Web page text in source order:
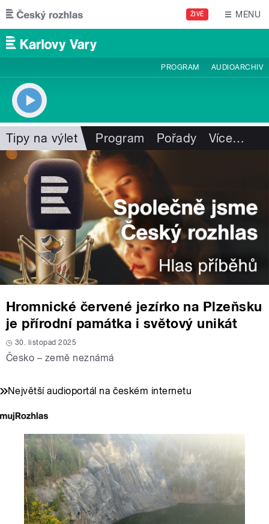
Přejít k hlavnímu obsahu
ŽIVĚ MENU
PROGRAM AUDIOARCHIV
Tipy na výlet Program Pořady Více…
Hromnické červené jezírko na Plzeňsku
je přírodní památka i světový unikát
30. listopad 2025
Česko – země neznámá
Největší audioportál na českém internetu